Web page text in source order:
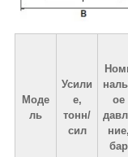
Моде
ль
Усили
е,
тонн/
сил
ое
ние,
бар